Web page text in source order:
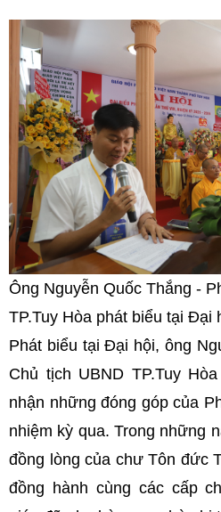
Ông Nguyễn Quốc Thắng -
TP.Tuy Hòa phát biểu tại Đại
Phát biểu tại Đại hội, ông
Chủ tịch UBND TP.Tuy
nhận những đóng góp của
nhiệm kỳ qua. Trong những
đồng lòng của chư Tôn đức
đồng hành cùng các cấp